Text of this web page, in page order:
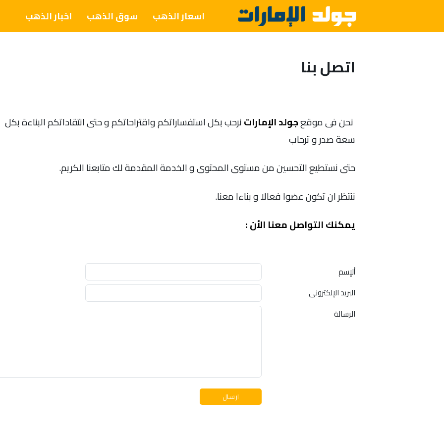
اسعار الذهب سوق الذهب اخبار الذهب
اتصل بنا
نحن فى موقعجولد الإماراتنرحب بكل استفساراتكم واقتراحاتكم و حتى انتقاداتكم البناءة بكل
سعة صدر و ترحاب
حتى نستطيع التحسين من مستوى المحتوى و الخدمة المقدمة لك متابعنا الكريم.
ننتظر ان تكون عضوا فعالا و بناءا معنا.
يمكنك التواصل معنا الأن :
ألإسم
البريد الإلكترونى
الرسالة
ارسال